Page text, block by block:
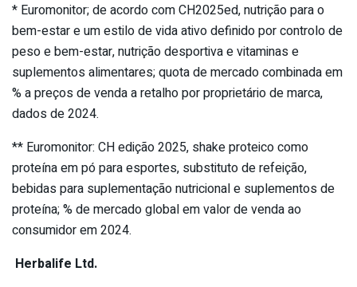
* Euromonitor; de acordo com CH2025ed, nutrição para o
bem-estar e um estilo de vida ativo definido por controlo de
peso e bem-estar, nutrição desportiva e vitaminas e
suplementos alimentares; quota de mercado combinada em
% a preços de venda a retalho por proprietário de marca,
dados de 2024.
** Euromonitor: CH edição 2025, shake proteico como
proteína em pó para esportes, substituto de refeição,
bebidas para suplementação nutricional e suplementos de
proteína; % de mercado global em valor de venda ao
consumidor em 2024.
Herbalife Ltd.